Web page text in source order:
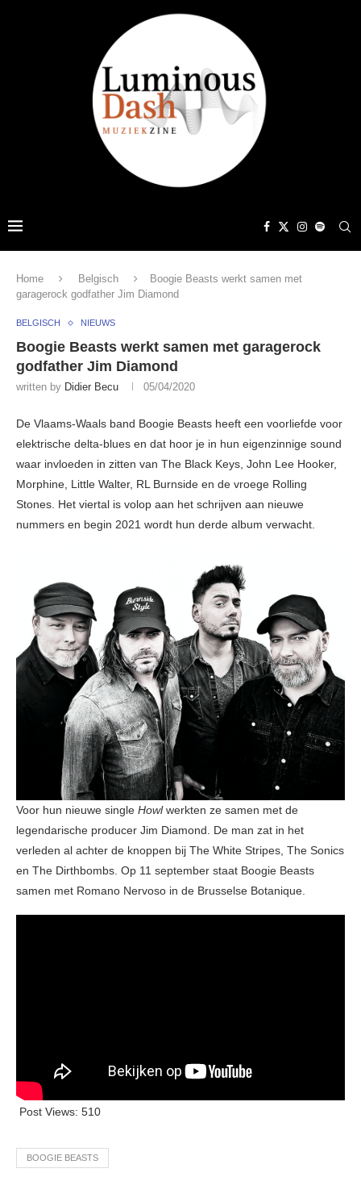
Home Belgisch
Boogie Beasts werkt samen met
garagerock godfather Jim Diamond
BELGISCH NIEUWS
Boogie Beasts werkt samen met garagerock
godfather Jim Diamond
written by Didier Becu 05/04/2020
De Vlaams-Waals band Boogie Beasts heeft een voorliefde voor
elektrische delta-blues en dat hoor je in hun eigenzinnige sound
waar invloeden in zitten van The Black Keys, John Lee Hooker,
Morphine, Little Walter, RL Burnside en de vroege Rolling
Stones. Het viertal is volop aan het schrijven aan nieuwe
nummers en begin 2021 wordt hun derde album verwacht.
Voor hun nieuwe single Howlwerkten ze samen met de
legendarische producer Jim Diamond. De man zat in het
verleden al achter de knoppen bij The White Stripes, The Sonics
en The Dirthbombs. Op 11 september staat Boogie Beasts
samen met Romano Nervoso in de Brusselse Botanique.
Post Views: 510
BOOGIE BEASTS